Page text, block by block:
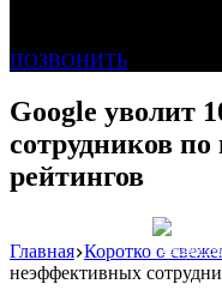
ПОЗВОНИТЬ
Google уволит
сотрудников по
рейтингов
Реклама:
Главная Коротко о
неэффективных